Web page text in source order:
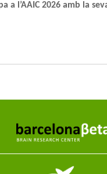
a l’AAIC 2026 amb la